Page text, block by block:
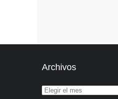
Archivos